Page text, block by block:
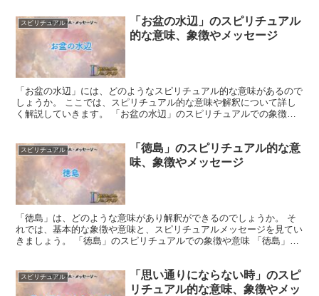
スピリチュアル
「お盆の水辺」のスピリチュアル
的な意味、象徴やメッセージ
「お盆の水辺」には、どのようなスピリチュアル的な意味があるので
しょうか。 ここでは、スピリチュアル的な意味や解釈について詳し
く解説していきます。 「お盆の水辺」のスピリチュアルでの象徴や
スピリチュアル
「徳島」のスピリチュアル的な意
味、象徴やメッセージ
「徳島」は、どのような意味があり解釈ができるのでしょうか。 そ
れでは、基本的な象徴や意味と、スピリチュアルメッセージを見てい
きましょう。 「徳島」のスピリチュアルでの象徴や意味 「徳島」
スピリチュアル
「思い通りにならない時」のスピ
リチュアル的な意味、象徴やメッ